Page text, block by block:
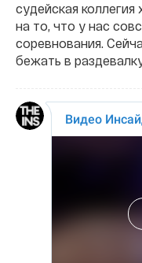
судейская
на то, что у нас
соревнования.
бежать в